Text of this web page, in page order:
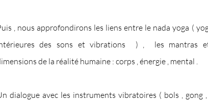
, nous approfondirons les liens entre le nada yoga (
des sons et vibrations ) , les mantras
de la réalité humaine : corps , énergie , mental .
dialogue avec les instruments vibratoires ( bols , gong